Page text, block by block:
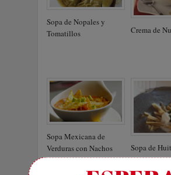
Sopa de Nopales y
Tomatillos
Crema de
Sopa Mexicana de
Verduras con Nachos
Sopa de